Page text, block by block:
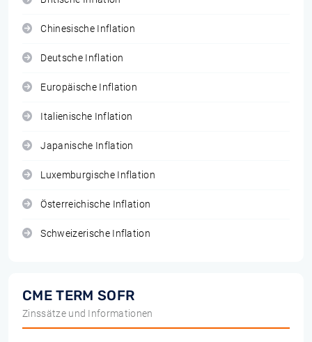
Chinesische Inflation
Deutsche Inflation
Europäische Inflation
Italienische Inflation
Japanische Inflation
Luxemburgische Inflation
Österreichische Inflation
Schweizerische Inflation
CME TERM SOFR
Zinssätze und Informationen